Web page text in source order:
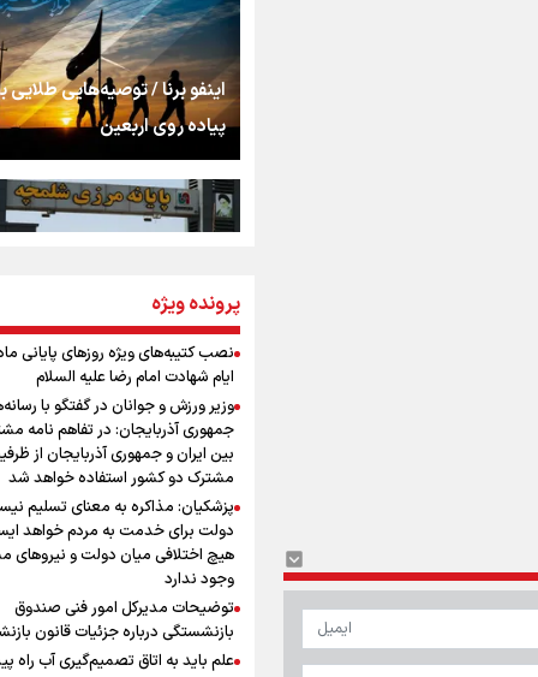
استخوان، یک نسل،
توهم!
رسانه ملی و حق
شنیدن صدای
روایت ایران از کنار
جمله‌ای که بغض
را شکست؛ «آهای مردم،
تهران رفتند»
سه حسرتی که به دلم
اینفو برنا / توصیه‌هایی طلایی
پیاده روی اربعین
اینفو برنا / جدول کامل فاصله
شلمچه تا شهرهای زیارتی عراق
اینفو برنا/ میزان مالیات بر
افزوده چقدر است؟
پرونده ویژه
نصب کتیبه‌های ویژه روزهای پایانی
ایام شهادت امام رضا علیه السلام
وزیر ورزش و جوانان در گفتگو با
جمهوری آذربایجان: در تفاهم نامه
بین ایران و جمهوری آذربایجان از
مشترک دو کشور استفاده خواهد شد
پزشکیان: مذاکره به معنای تسلیم
دولت برای خدمت به مردم خواهد
هیچ اختلافی میان دولت و نیروهای
وجود ندارد
توضیحات مدیرکل امور فنی صندوق
بازنشستگی درباره جزئیات قانون
علم باید به اتاق تصمیم‌گیری آب راه